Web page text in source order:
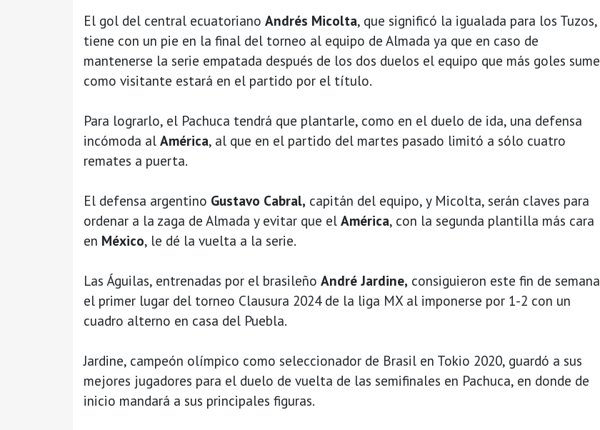
El gol del central ecuatoriano Andrés Micolta, que significó la igualada para los Tuzos,
tiene con un pie en la final del torneo al equipo de Almada ya que en caso de
mantenerse la serie empatada después de los dos duelos el equipo que más goles sume
como visitante estará en el partido por el título.
Para lograrlo, el Pachuca tendrá que plantarle, como en el duelo de ida, una defensa
incómoda al América, al que en el partido del martes pasado limitó a sólo cuatro
remates a puerta.
El defensa argentino Gustavo Cabral, capitán del equipo, y Micolta, serán claves para
ordenar a la zaga de Almada y evitar que el América, con la segunda plantilla más cara
en México, le dé la vuelta a la serie.
Las Águilas, entrenadas por el brasileño André Jardine, consiguieron este fin de semana
el primer lugar del torneo Clausura 2024 de la liga MX al imponerse por 1-2 con un
cuadro alterno en casa del Puebla.
Jardine, campeón olímpico como seleccionador de Brasil en Tokio 2020, guardó a sus
mejores jugadores para el duelo de vuelta de las semifinales en Pachuca, en donde de
inicio mandará a sus principales figuras.